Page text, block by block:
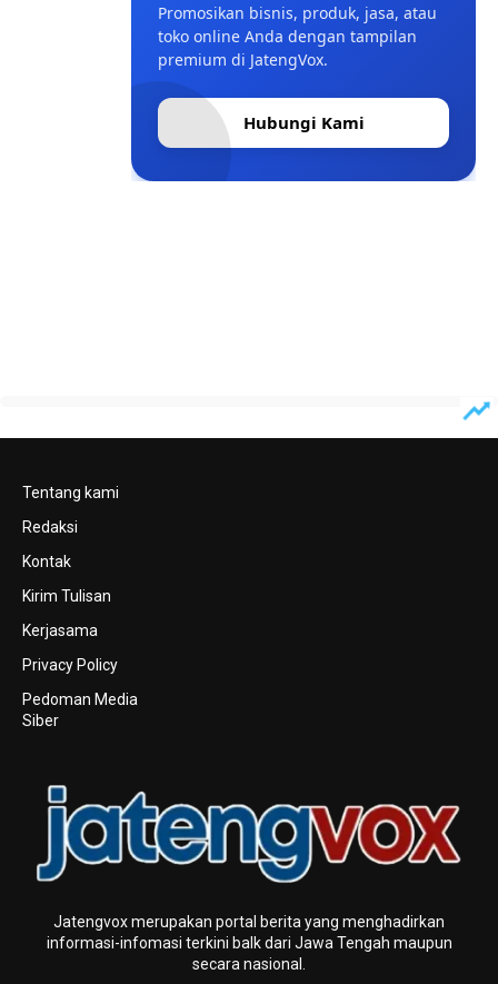
Promosikan bisnis, produk, jasa, atau
toko online Anda dengan tampilan
premium di JatengVox.
Hubungi Kami
Tentang kami
Redaksi
Kontak
Kirim Tulisan
Kerjasama
Privacy Policy
Pedoman Media
Siber
Jatengvox merupakan portal berita yang menghadirkan
informasi-infomasi terkini baIk dari Jawa Tengah maupun
secara nasional.